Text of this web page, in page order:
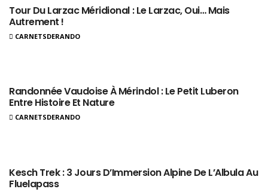
Tour Du Larzac Méridional : Le Larzac, Oui… Mais
Autrement !
CARNETSDERANDO
Randonnée Vaudoise À Mérindol : Le Petit Luberon
Entre Histoire Et Nature
CARNETSDERANDO
Kesch Trek : 3 Jours D’Immersion Alpine De L’Albula Au
Fluelapass